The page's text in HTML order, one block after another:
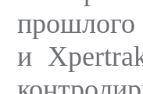
прошлого
и